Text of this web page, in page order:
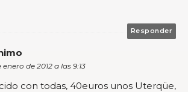
Responder
enero de 2012 a las 9:13
con todas, 40euros unos Uterqüe,